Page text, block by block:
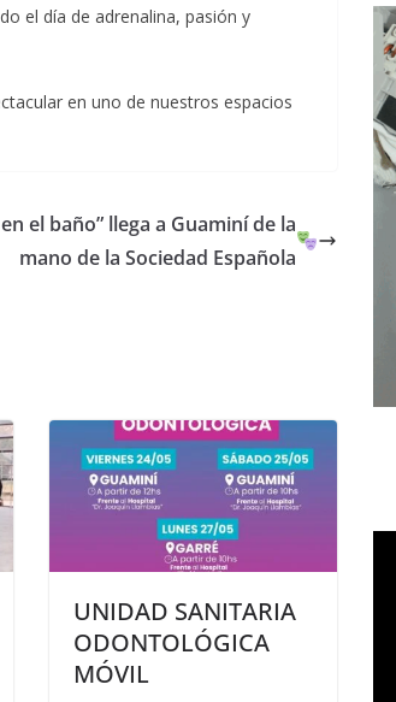
el día de adrenalina, pasión y
en uno de nuestros espacios
el baño” llega a Guaminí de la
mano de la Sociedad Española
UNIDAD SANITARIA
ODONTOLÓGICA
MÓVIL